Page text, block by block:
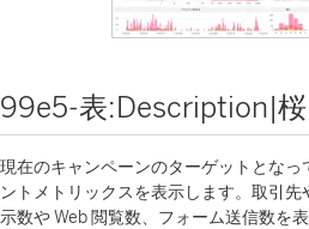
99e5-表:Description|桜
現在のキャンペーンのターゲットとな
ントメトリックスを表示します。取引
示数や Web 閲覧数、フォーム送信数を